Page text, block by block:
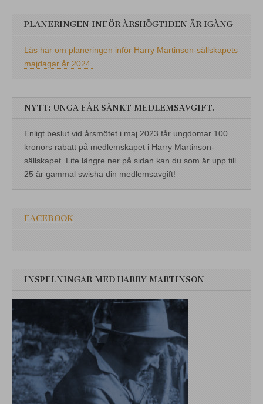
PLANERINGEN INFÖR ÅRSHÖGTIDEN ÄR IGÅNG
Läs här om planeringen inför Harry Martinson-sällskapets
majdagar år 2024.
NYTT: UNGA FÅR SÄNKT MEDLEMSAVGIFT.
Enligt beslut vid årsmötet i maj 2023 får ungdomar 100
kronors rabatt på medlemskapet i Harry Martinson-
sällskapet. Lite längre ner på sidan kan du som är upp till
25 år gammal swisha din medlemsavgift!
FACEBOOK
INSPELNINGAR MED HARRY MARTINSON